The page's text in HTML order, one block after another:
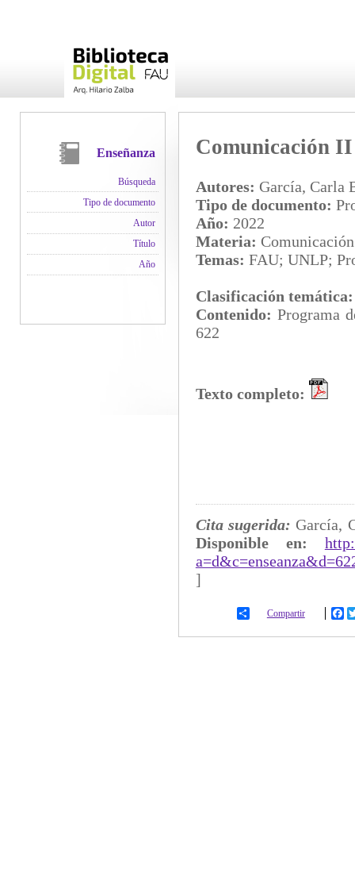
Enseñanza
Búsqueda
Tipo de documento
Autor
Título
Año
Comunicación II
Autores: García, Carla
Tipo de documento:
Año: 2022
Materia: Comunicación
Temas: FAU; UNLP;
Clasificación
Contenido: Programa
622
Texto completo:
Cita sugerida:García,
Disponible en:
]
Compartir